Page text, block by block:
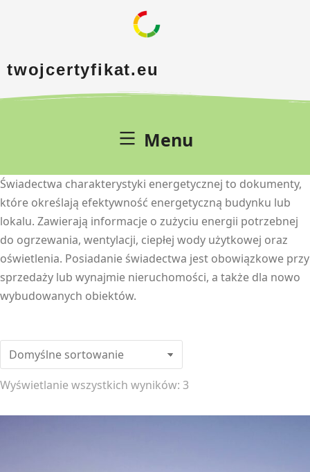
twojcertyfikat.eu
Menu
Świadectwa charakterystyki energetycznej to dokumenty,
które określają efektywność energetyczną budynku lub
lokalu. Zawierają informacje o zużyciu energii potrzebnej
do ogrzewania, wentylacji, ciepłej wody użytkowej oraz
oświetlenia. Posiadanie świadectwa jest obowiązkowe przy
sprzedaży lub wynajmie nieruchomości, a także dla nowo
wybudowanych obiektów.
Wyświetlanie wszystkich wyników: 3